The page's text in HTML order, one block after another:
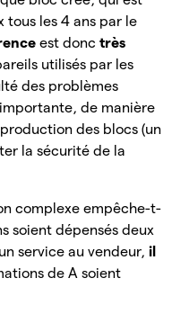
les 4 ans par le
est donc très
utilisés par les
des problèmes
de manière
des blocs (un
la sécurité de la
complexe empêche-t-
soient dépensés deux
service au vendeur, il
de A soient